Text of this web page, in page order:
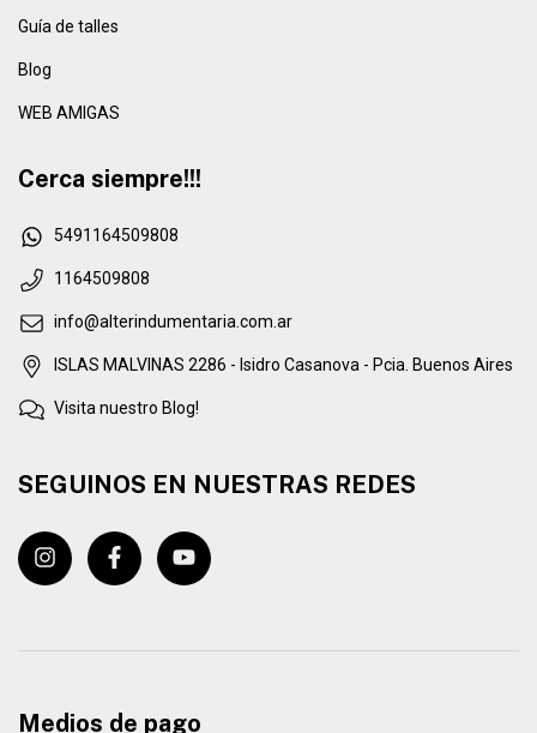
Guía de talles
Blog
WEB AMIGAS
Cerca siempre!!!
5491164509808
1164509808
info@alterindumentaria.com.ar
ISLAS MALVINAS 2286 - Isidro Casanova - Pcia. Buenos Aires
Visita nuestro Blog!
SEGUINOS EN NUESTRAS REDES
Medios de pago